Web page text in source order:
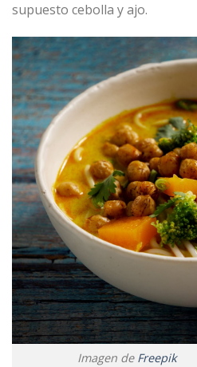
supuesto cebolla y ajo.
Imagen de Freepik